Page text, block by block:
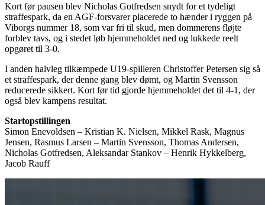
Kort før pausen blev Nicholas Gotfredsen snydt for et tydeligt
straffespark, da en AGF-forsvarer placerede to hænder i ryggen på
Viborgs nummer 18, som var fri til skud, men dommerens fløjte
forblev tavs, og i stedet løb hjemmeholdet ned og lukkede reelt
opgøret til 3-0.
I anden halvleg tilkæmpede U19-spilleren Christoffer Petersen sig så
et straffespark, der denne gang blev dømt, og Martin Svensson
reducerede sikkert. Kort før tid gjorde hjemmeholdet det til 4-1, der
også blev kampens resultat.
Startopstillingen
Simon Enevoldsen – Kristian K. Nielsen, Mikkel Rask, Magnus
Jensen, Rasmus Larsen – Martin Svensson, Thomas Andersen,
Nicholas Gotfredsen, Aleksandar Stankov – Henrik Hykkelberg,
Jacob Rauff